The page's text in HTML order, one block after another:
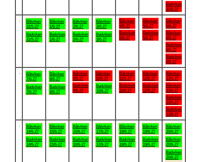
Badviken
30/5-27
Båtviken
31/5-27
Badviken
31/5-27
Båtviken
1/6-27
Badviken
1/6-27
Båtviken
2/6-27
Badviken
2/6-27
Båtviken
3/6-27
Badviken
3/6-27
Båtviken
4/6-27
Badviken
4/6-27
Båtviken
5/6-27
Badviken
5/6-27
Båtviken
6/6-27
Båtviken
6/6-27
Badviken
6/6-27
Badviken
6/6-27
Båtviken
7/6-27
Badviken
7/6-27
Båtviken
8/6-27
Badviken
8/6-27
Båtviken
9/6-27
Badviken
9/6-27
Båtviken
10/6-27
Badviken
10/6-27
Båtviken
11/6-27
Badviken
11/6-27
Båtviken
12/6-27
Badviken
12/6-27
Båtviken
13/6-27
Båtviken
13/6-27
Badviken
13/6-27
Badviken
13/6-27
Båtviken
14/6-27
Badviken
14/6-27
Båtviken
15/6-27
Badviken
15/6-27
Båtviken
16/6-27
Badviken
16/6-27
Båtviken
17/6-27
Badviken
17/6-27
Båtviken
18/6-27
Badviken
18/6-27
Båtviken
19/6-27
Badviken
19/6-27
Båtviken
20/6-27
Båtviken
20/6-27
Badviken
20/6-27